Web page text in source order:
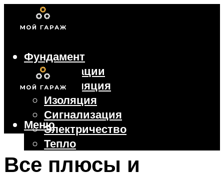
Фундамент
Коммуникации
Вентиляция
Изоляция
Сигнализация
Электричество
Тепло
Крыша
Меню
Все плюсы и